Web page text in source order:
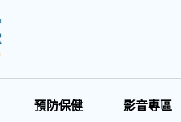
預防保健 影音專區